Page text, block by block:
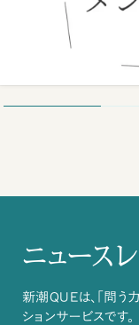
ニュース
新潮QUEは、「問う
ションサービスです。